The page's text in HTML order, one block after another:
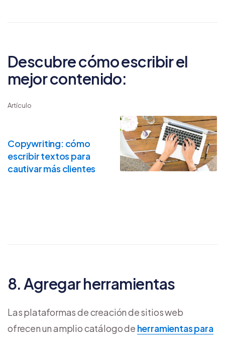
Descubre cómo escribir el
mejor contenido:
Artículo
Copywriting: cómo
escribir textos para
cautivar más clientes
8. Agregar herramientas
Las plataformas de creación de sitios web
ofrecen un amplio catálogo de herramientas para